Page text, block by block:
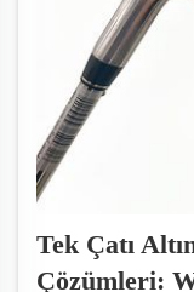
Tek Çatı
Çözümleri: